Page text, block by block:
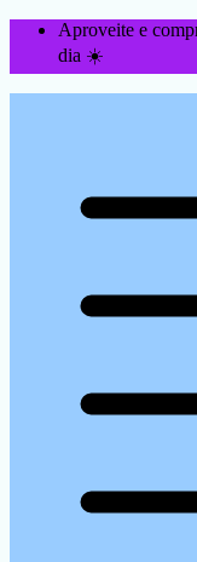
Aproveite e
dia ☀️